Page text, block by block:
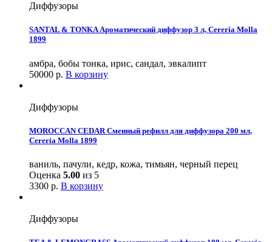
Диффузоры
SANTAL & TONKA Ароматический диффузор 3 л, Cereria Molla
1899
амбра, бобы тонка, ирис, сандал, эвкалипт
50000 р. В корзину
Диффузоры
MOROCCAN CEDAR Сменный рефилл для диффузора 200 мл,
Cereria Molla 1899
ваниль, пачули, кедр, кожа, тимьян, черный перец
Оценка 5.00 из 5
3300 р. В корзину
Диффузоры